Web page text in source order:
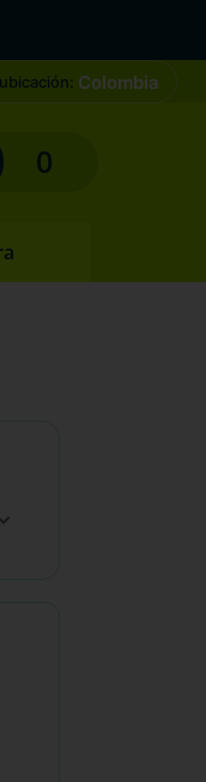
Colombia
0